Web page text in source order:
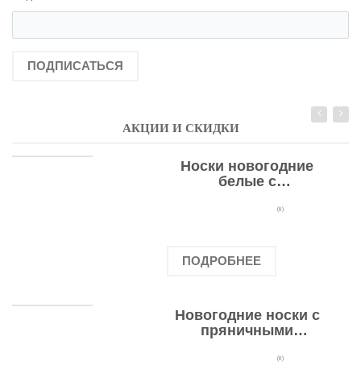
ПОДПИСАТЬСЯ
АКЦИИ И СКИДКИ
Носки новогодние
белые с
оленями(0)
ПОДРОБНЕЕ
Новогодние носки с
пряничными
(0)